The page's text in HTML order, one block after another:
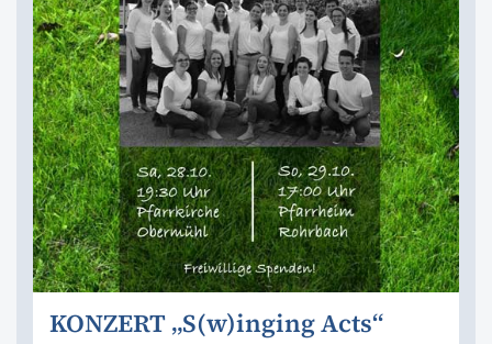
KONZERT „S(w)inging Acts“